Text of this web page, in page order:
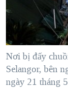
"Tìm"
NGƯỜI VIỆT
ĐỜI SỐNG
KINH TẾ
KHOA HỌC
SỨC KHOẺ
HÀNH TRÌNH
MỘT NĂM
GIẢI MÃ
NGÀY TỊ NẠN
VIDEO
NGHE
MẠNG XÃ HỘI
Nơi bị đấy
Selangor, bên
ngày 21 tháng